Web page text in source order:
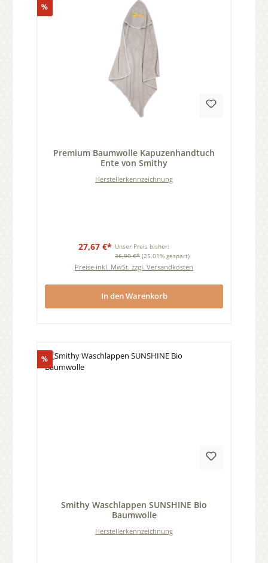
%Rabatt
Premium Baumwolle Kapuzenhandtuch
Ente von Smithy
Herstellerkennzeichnung
27,67 €* Unser Preis bisher:
36,90 €* (25.01% gespart)
Preise inkl. MwSt. zzgl. Versandkosten
In den Warenkorb
%Rabatt
Smithy Waschlappen SUNSHINE Bio
Baumwolle
Herstellerkennzeichnung